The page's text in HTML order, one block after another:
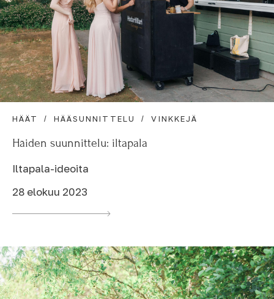
HÄÄT HÄÄSUNNITTELU VINKKEJÄ
Häiden suunnittelu: iltapala
Iltapala-ideoita
28 elokuu 2023